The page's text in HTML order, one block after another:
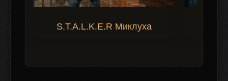
S.T.A.L.K.E.R Миклуха